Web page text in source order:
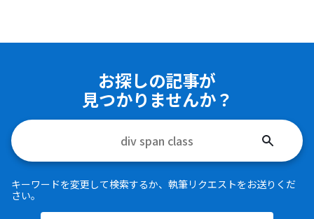
お探しの記事が
見つかりませんか？
索
す
る
キーワードを変更して検索するか、執筆リクエストをお送りくだ
さい。